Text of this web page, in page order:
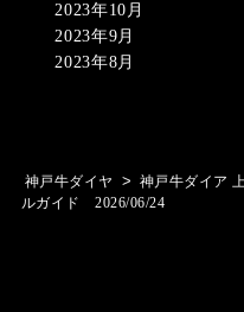
2023年10月
2023年9月
2023年8月
神戸牛ダイヤ > 神戸牛ダイア
ルガイド 2026/06/24